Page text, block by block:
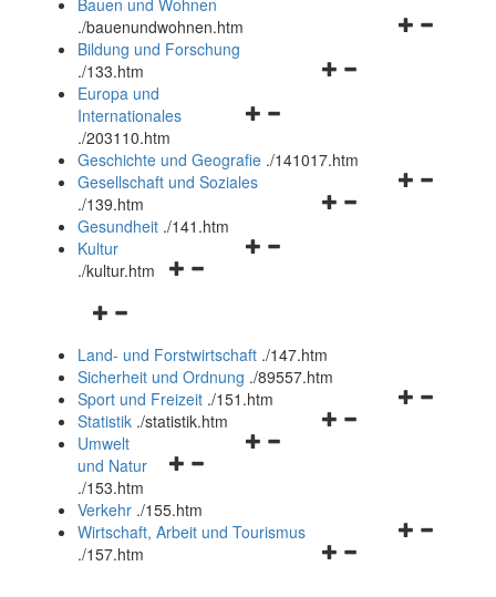
Bauen und Wohnen
./bauenundwohnen.htm
Navigationsmenü
Bildung und Forschung
./133.htm
Navigationsmenü
und
schließen
Europa und
Internationales
./203110.htm
Geschichte und Geografie ./141017.htm
Navigationsmenü
Gesellschaft und Soziales
./139.htm
Navigationsmenü
Gesundheit ./141.htm
Navigationsmenü
Kultur
./kultur.htm
Navigationsmenü
und
schließen
Land- und Forstwirtschaft ./147.htm
Sicherheit und Ordnung ./89557.htm
Navigationsmenü
Sport und Freizeit ./151.htm
Navigationsmenü
Statistik ./statistik.htm
Navigationsmenü
und
schließen
Umwelt
und Natur
./153.htm
Verkehr ./155.htm
Navigationsmenü
Wirtschaft, Arbeit und Tourismus
./157.htm